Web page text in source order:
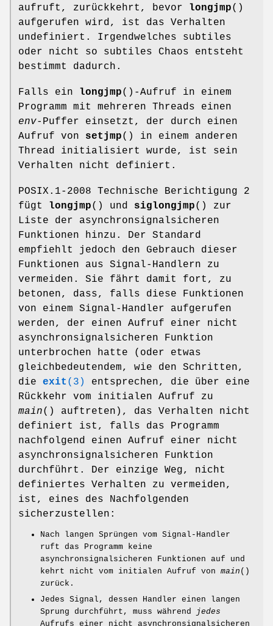
aufruft, zurückkehrt, bevor
longjmp()
aufgerufen wird, ist das Verhalten
undefiniert. Irgendwelches subtiles
oder nicht so subtiles Chaos entsteht
bestimmt dadurch.
Falls ein longjmp()-Aufruf in einem
Programm mit mehreren Threads einen
env-Puffer einsetzt, der durch einen
Aufruf von setjmp() in einem anderen
Thread initialisiert wurde, ist sein
Verhalten nicht definiert.
POSIX.1-2008 Technische Berichtigung 2
fügt
longjmp() und siglongjmp() zur
Liste der asynchronsignalsicheren
Funktionen hinzu. Der Standard
empfiehlt jedoch den Gebrauch dieser
Funktionen aus Signal-Handlern zu
vermeiden. Sie fährt damit fort, zu
betonen, dass, falls diese Funktionen
von einem Signal-Handler aufgerufen
werden, der einen Aufruf einer nicht
asynchronsignalsicheren Funktion
unterbrochen hatte (oder etwas
gleichbedeutendem, wie den Schritten,
die exit (3)
entsprechen, die über eine
Rückkehr vom initialen Aufruf zu
main() auftreten), das Verhalten nicht
definiert ist, falls das Programm
nachfolgend einen Aufruf einer nicht
asynchronsignalsicheren Funktion
durchführt. Der einzige Weg, nicht
definiertes Verhalten zu vermeiden,
ist, eines des Nachfolgenden
sicherzustellen:
Nach langen Sprüngen vom Signal-Handler
ruft das Programm keine
asynchronsignalsicheren Funktionen auf und
kehrt nicht vom initialen Aufruf von main ()
zurück.
Jedes Signal, dessen Handler einen langen
Sprung durchführt, muss während
jedes
Aufrufs einer nicht asynchronsignalsicheren